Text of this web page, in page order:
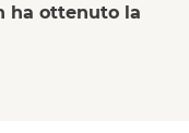
ha ottenuto la